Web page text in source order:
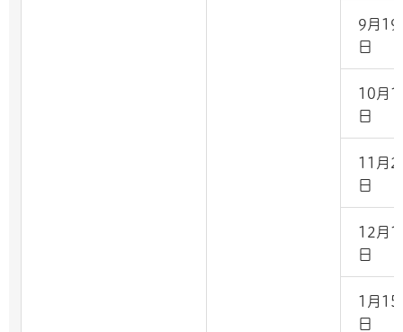
9月19
日
10月
日
11月
日
12月
日
1月15
日